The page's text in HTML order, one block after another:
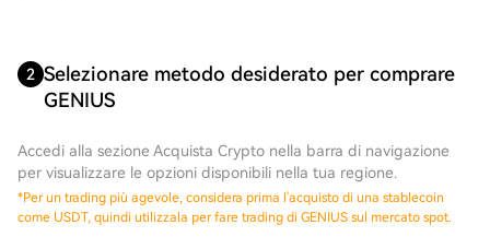
2 Selezionare metodo desiderato per comprare
GENIUS
Accedi alla sezione Acquista Crypto nella barra di navigazione
per visualizzare le opzioni disponibili nella tua regione.
*Per un trading più agevole, considera prima l'acquisto di una stablecoin
come USDT, quindi utilizzala per fare trading di GENIUS sul mercato spot.